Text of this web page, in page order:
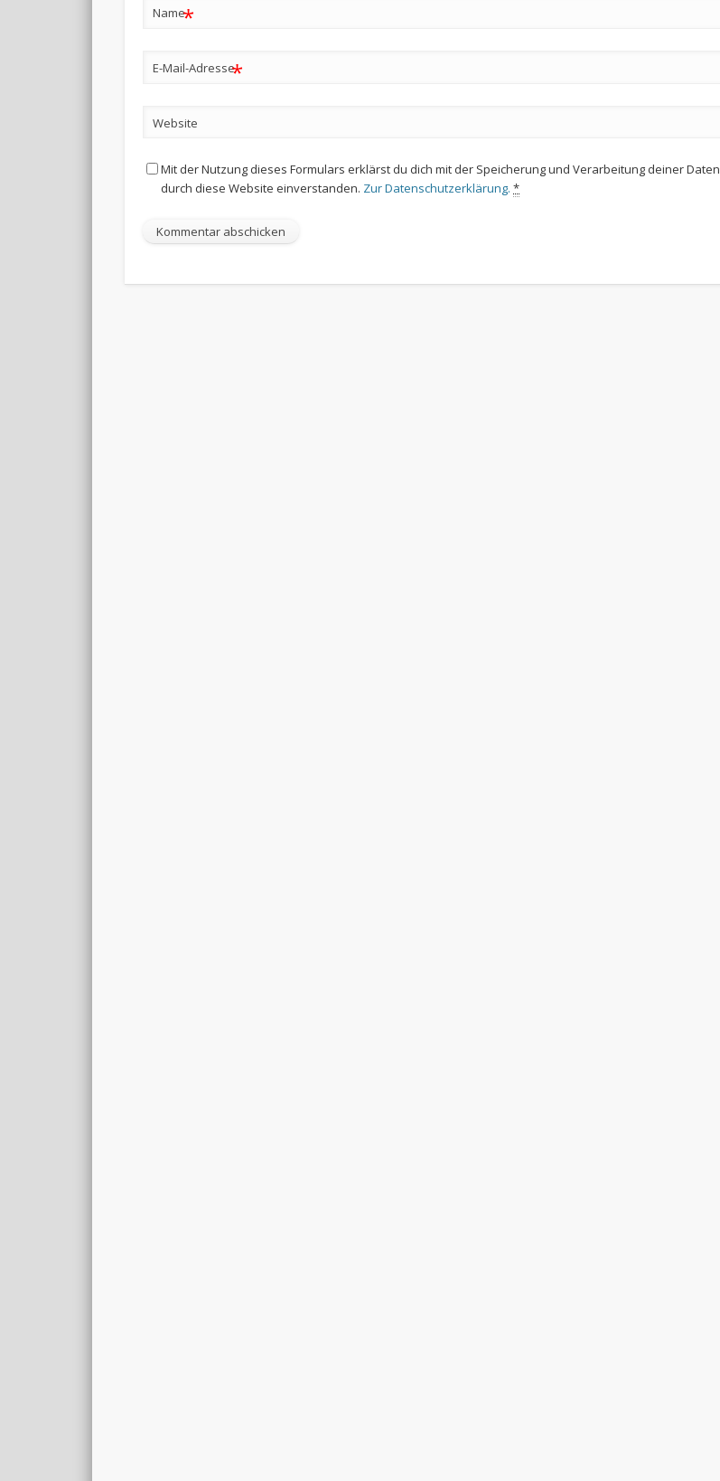
Name*
E-Mail-Adresse*
Website
Mit der Nutzung dieses Formulars erklärst du dich mit der Speicherung und Verarbeitung deiner Daten
durch diese Website einverstanden. Zur Datenschutzerklärung. *